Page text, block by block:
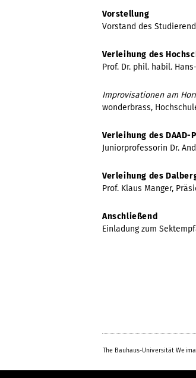
Vorstellung
Vorstand des
Verleihung des
Prof. Dr. phil. habil.
Improvisationen am
wonderbrass,
Verleihung des DAAD-
Juniorprofessorin Dr.
Verleihung des
Prof. Klaus Manger,
Anschließend
Einladung zum
The Bauhaus-Universität